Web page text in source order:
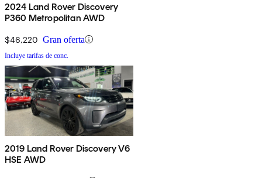
2024 Land Rover Discovery
P360 Metropolitan AWD
$46,220 Gran oferta
Incluye tarifas de conc.
2019 Land Rover Discovery V6
HSE AWD